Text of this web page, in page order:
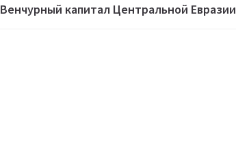
Венчурный капитал Центральной Евразии